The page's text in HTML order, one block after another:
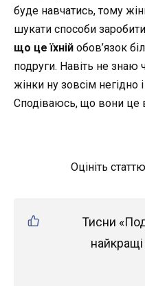
буде навчатись, тому
шукати способи
що це їхній обов’язок
подруги. Навіть не знаю
жінки ну зовсім негідно
Сподіваюсь, що вони це
Оцініть статтю
Тисни